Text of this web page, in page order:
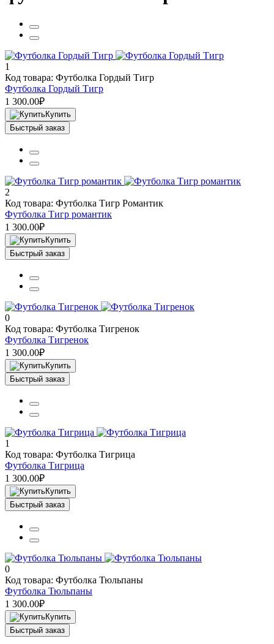
1
Код товара: Футболка Гордый Тигр
Футболка Гордый Тигр
1 300.00₽
Купить
Быстрый заказ
2
Код товара: Футболка Тигр Романтик
Футболка Тигр романтик
1 300.00₽
Купить
Быстрый заказ
0
Код товара: Футболка Тигренок
Футболка Тигренок
1 300.00₽
Купить
Быстрый заказ
1
Код товара: Футболка Тигрица
Футболка Тигрица
1 300.00₽
Купить
Быстрый заказ
0
Код товара: Футболка Тюльпаны
Футболка Тюльпаны
1 300.00₽
Купить
Быстрый заказ